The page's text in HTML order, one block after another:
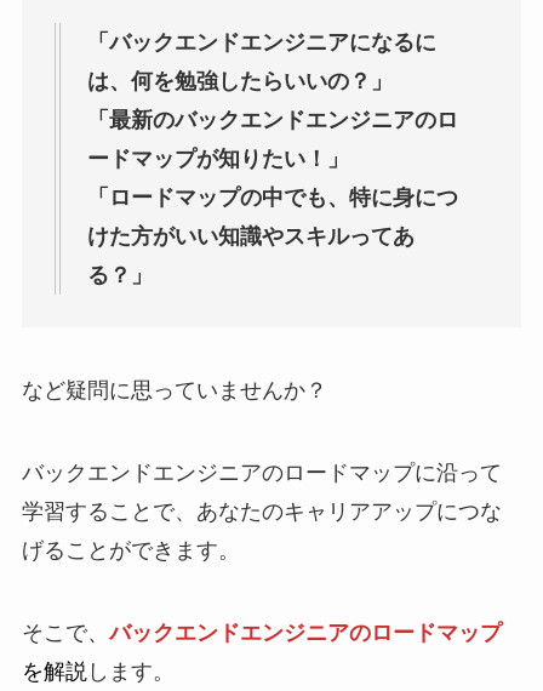
「バックエンドエンジニアになるに
は、何を勉強したらいいの？」
「最新のバックエンドエンジニアのロ
ードマップが知りたい！」
「ロードマップの中でも、特に身につ
けた方がいい知識やスキルってあ
る？」
など疑問に思っていませんか？
バックエンドエンジニアのロードマップに沿って
学習することで、あなたのキャリアアップにつな
げることができます。
そこで、バックエンドエンジニアのロードマップ
を解説 します。